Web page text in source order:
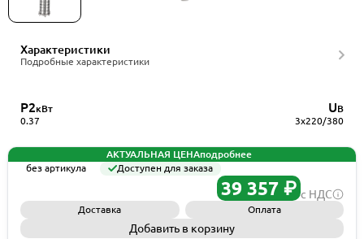
Характеристики
Подробные характеристики
P2кВт
0.37
UВ
3x220/380
АКТУАЛЬНАЯ ЦЕНАподробнее
без артикула
Доступен для заказа
39 357 ₽ с НДС
Доставка Оплата
Добавить в корзину